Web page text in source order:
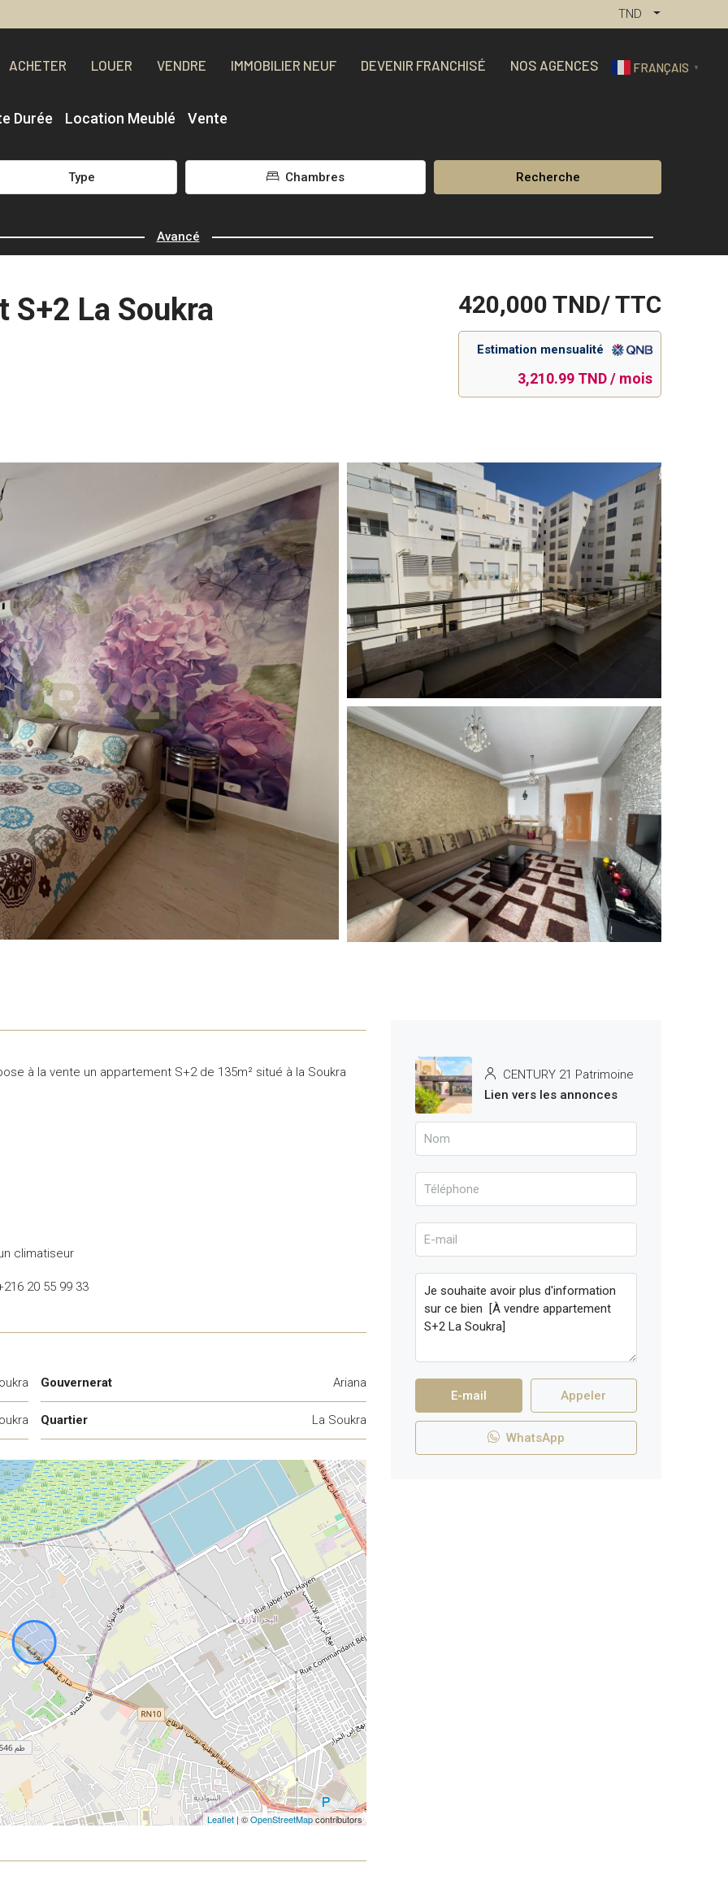
TND
ACHETER LOUER VENDRE IMMOBILIER NEUF DEVENIR FRANCHISÉ NOS AGENCES FRANÇAIS ▼
Durée Location Meublé Vente
Type Chambres Recherche
Avancé
La Soukra 420,000 TND/ TTC
Estimation mensualité
3,210.99 TND / mois
3 More
à la vente un appartement S+2 de 135m² situé à la Soukra
climatiseur
20 55 99 33
Gouvernerat Ariana
Quartier La Soukra
Leaflet | ©OpenStreetMapcontributors
CENTURY 21 Patrimoine
Lien vers les annonces
E-mail Appeler
WhatsApp